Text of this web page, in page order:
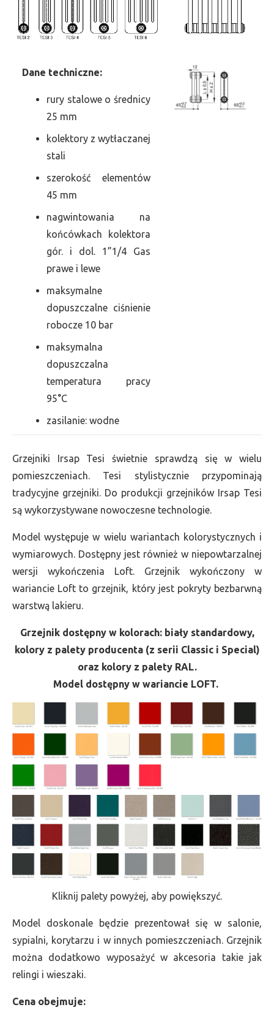
Dane techniczne:
rury stalowe o średnicy
25 mm
kolektory z wytłaczanej
stali
szerokość elementów
45 mm
nagwintowania na
końcówkach kolektora
gór. i dol. 1”1/4 Gas
prawe i lewe
maksymalne
dopuszczalne ciśnienie
robocze 10 bar
maksymalna
dopuszczalna
temperatura pracy
95°C
zasilanie: wodne
Grzejniki Irsap Tesi świetnie sprawdzą się w wielu
pomieszczeniach. Tesi stylistycznie przypominają
tradycyjne grzejniki. Do produkcji grzejników Irsap Tesi
są wykorzystywane nowoczesne technologie.
Model występuje w wielu wariantach kolorystycznych i
wymiarowych. Dostępny jest również w niepowtarzalnej
wersji wykończenia Loft. Grzejnik wykończony w
wariancie Loft to grzejnik, który jest pokryty bezbarwną
warstwą lakieru.
Grzejnik dostępny w kolorach: biały standardowy,
kolory z palety producenta (z serii Classic i Special)
oraz kolory z palety RAL.
Model dostępny w wariancie LOFT.
Kliknij palety powyżej, aby powiększyć.
Model doskonale będzie prezentował się w salonie,
sypialni, korytarzu i w innych pomieszczeniach. Grzejnik
można dodatkowo wyposażyć w akcesoria takie jak
relingi i wieszaki.
Cena obejmuje: